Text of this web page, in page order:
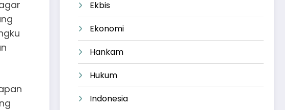
Ekbis
Ekonomi
Hankam
Hukum
Indonesia